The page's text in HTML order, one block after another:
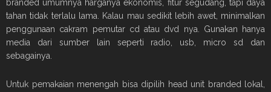
branded umumnya harganya ekonomis, fitur segudang, tapi daya
tahan tidak terlalu lama. Kalau mau sedikit lebih awet, minimalkan
penggunaan cakram pemutar cd atau dvd nya. Gunakan hanya
media dari sumber lain seperti radio, usb, micro sd dan
sebagainya.
Untuk pemakaian menengah bisa dipilih head unit branded lokal,